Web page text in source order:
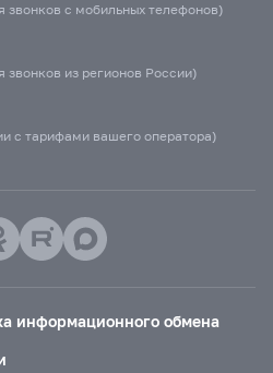
звонков с мобильных телефонов)
звонков из регионов России)
с тарифами вашего оператора)
информационного обмена